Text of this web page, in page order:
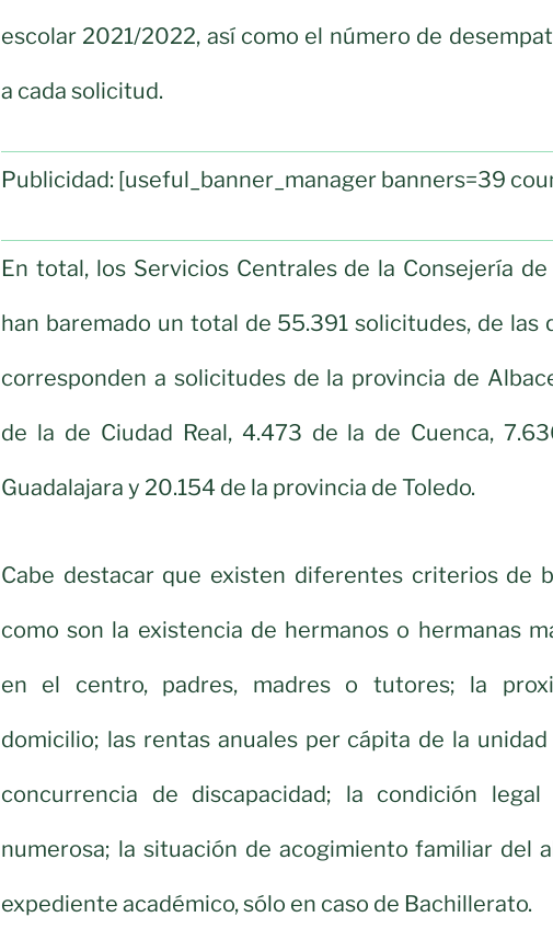
escolar 2021/2022, así como el número de
a cada solicitud.
Publicidad: [useful_banner_manager banners=39
En total, los Servicios Centrales de la Consejería de
han baremado un total de 55.391 solicitudes, de las
corresponden a solicitudes de la provincia de
de la de Ciudad Real, 4.473 de la de Cuenca,
Guadalajara y 20.154 de la provincia de Toledo.
Cabe destacar que existen diferentes criterios de
como son la existencia de hermanos o hermanas
en el centro, padres, madres o tutores; la
domicilio; las rentas anuales per cápita de la
concurrencia de discapacidad; la condición
numerosa; la situación de acogimiento familiar del
expediente académico, sólo en caso de Bachillerato.